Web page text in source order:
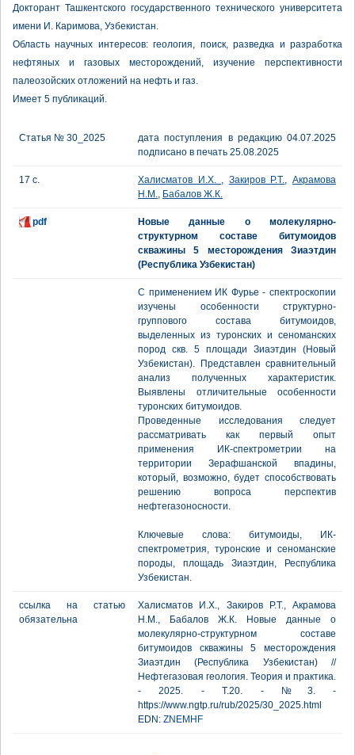
Докторант Ташкентского государственного технического университета
имени И. Каримова, Узбекистан.
Область научных интересов: геология, поиск, разведка и разработка
нефтяных и газовых месторождений, изучение перспективности
палеозойских отложений на нефть и газ.
Имеет 5 публикаций.
Статья № 30_2025
дата поступления в редакцию 04.07.2025
подписано в печать 25.08.2025
17 с. Халисматов И.Х. , Закиров Р.Т.,Акрамова
Н.М., Бабалов Ж.К.
pdf
Новые данные о молекулярно-
структурном составе битумоидов
скважины 5 месторождения Зиаэтдин
(Республика Узбекистан)
С применением ИК Фурье - спектроскопии
изучены особенности структурно-
группового состава битумоидов,
выделенных из туронских и сеноманских
пород скв. 5 площади Зиаэтдин (Новый
Узбекистан). Представлен сравнительный
анализ полученных характеристик.
Выявлены отличительные особенности
туронских битумоидов.
Проведенные исследования следует
рассматривать как первый опыт
применения ИК-спектрометрии на
территории Зерафшанской впадины,
который, возможно, будет способствовать
решению вопроса перспектив
нефтегазоносности.
Ключевые слова: битумоиды, ИК-
спектрометрия, туронские и сеноманские
породы, площадь Зиаэтдин, Республика
Узбекистан.
ссылка на статью
обязательна
Халисматов И.Х., Закиров Р.Т., Акрамова
Н.М., Бабалов Ж.К. Новые данные о
молекулярно-структурном составе
битумоидов скважины 5 месторождения
Зиаэтдин (Республика Узбекистан) //
Нефтегазовая геология. Теория и практика.
- 2025. - Т.20. - №3. -
https://www.ngtp.ru/rub/2025/30_2025.html
EDN: ZNEMHF